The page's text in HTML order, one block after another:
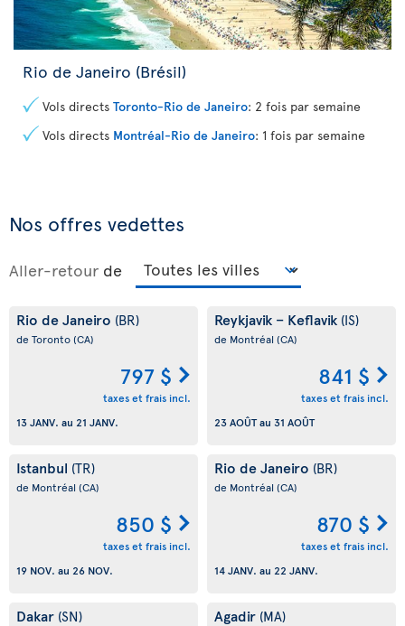
Rio de Janeiro (Brésil)
Vols directs Toronto-Rio de Janeiro: 2 fois par semaine
Vols directs Montréal-Rio de Janeiro: 1 fois par semaine
Nos offres vedettes
Aller-retour de
Rio de Janeiro (BR)
de Toronto(CA)
797 $
taxes et frais incl.
13 JANV. au 21 JANV.
Reykjavik – Keflavik (IS)
de Montréal (CA)
841 $
taxes et frais incl.
23 AOÛTau 31 AOÛT
Istanbul (TR)
de Montréal (CA)
850 $
taxes et frais incl.
19 NOV. au 26 NOV.
Rio de Janeiro (BR)
de Montréal (CA)
870 $
taxes et frais incl.
14 JANV. au 22 JANV.
Dakar (SN) Agadir (MA)